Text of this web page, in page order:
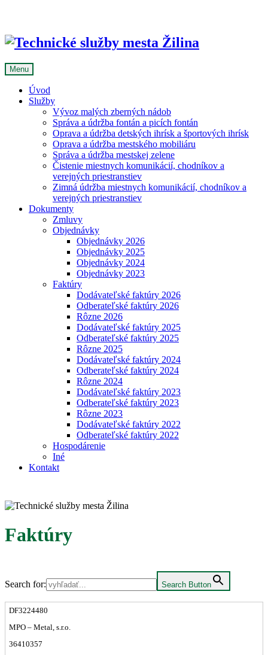
Menu
Úvod
Služby
Vývoz malých zberných nádob
Správa a údržba fontán a picích fontán
Oprava a údržba detských ihrísk a športových ihrísk
Oprava a údržba mestského mobiliáru
Správa a údržba mestskej zelene
Čistenie miestnych komunikácií, chodníkov a
verejných priestranstiev
Zimná údržba miestnych komunikácií, chodníkov a
verejných priestranstiev
Dokumenty
Zmluvy
Objednávky
Objednávky 2026
Objednávky 2025
Objednávky 2024
Objednávky 2023
Faktúry
Dodávateľské faktúry 2026
Odberateľské faktúry 2026
Rôzne 2026
Dodávateľské faktúry 2025
Odberateľské faktúry 2025
Rôzne 2025
Dodávateľské faktúry 2024
Odberateľské faktúry 2024
Rôzne 2024
Dodávateľské faktúry 2023
Odberateľské faktúry 2023
Rôzne 2023
Dodávateľské faktúry 2022
Odberateľské faktúry 2022
Hospodárenie
Iné
Kontakt
Faktúry
Search for: Search Button
DF3224480
MPO – Metal, s.r.o.
36410357